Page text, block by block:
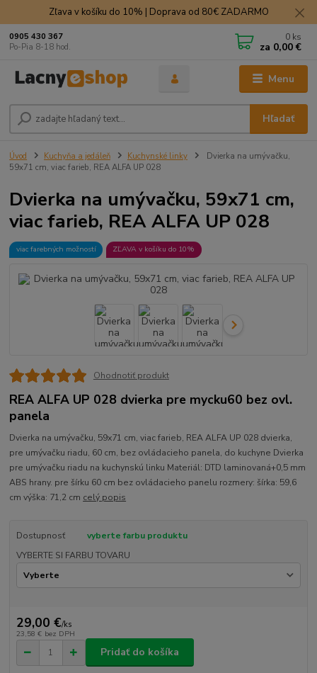
Zľava v košíku do 10% | Doprava od 80€ ZADARMO
Menu
Hľadať
0905 430 367
Po-Pia 8-18 hod.
0 ks
za 0,00 €
Úvod Kuchyňa a jedáleň Kuchynské linky
Dvierka na umývačku,
59x71 cm, viac farieb, REA ALFA UP 028
Dvierka na umývačku, 59x71 cm,
viac farieb, REA ALFA UP 028
viac farebných možností ZĽAVA v košíku do 10%
Ohodnotiť produkt
REA ALFA UP 028 dvierka pre mycku60 bez ovl.
panela
Dvierka na umývačku, 59x71 cm, viac farieb, REA ALFA UP 028 dvierka,
pre umývačku riadu, 60 cm, bez ovládacieho panela, do kuchyne Dvierka
pre umývačku riadu na kuchynskú linku Materiál: DTD laminovaná+0,5 mm
ABS hrany. pre šírku 60 cm bez ovládacieho panelu rozmery: šírka: 59,6
cm výška: 71,2 cm celý popis
Dostupnosť
vyberte farbu produktu
VYBERTE SI FARBU TOVARU
29,00 €/ks
23,58 € bez DPH
Pridať do košíka